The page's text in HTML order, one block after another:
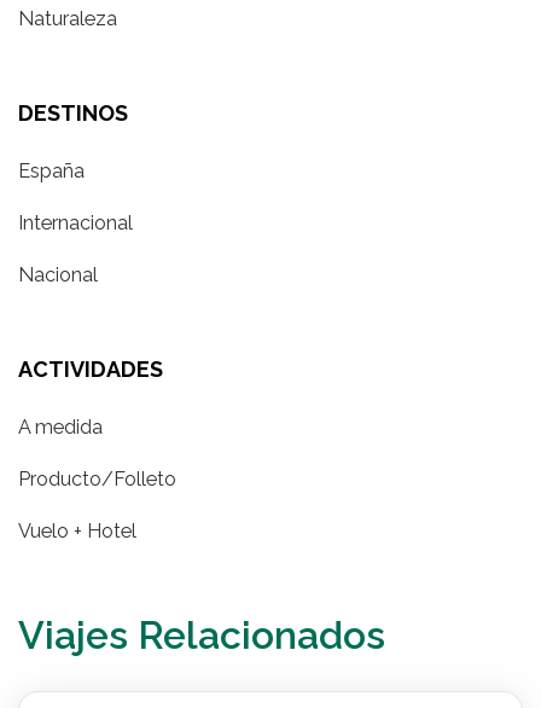
Naturaleza
DESTINOS
España
Internacional
Nacional
ACTIVIDADES
A medida
Producto/Folleto
Vuelo + Hotel
Viajes Relacionados